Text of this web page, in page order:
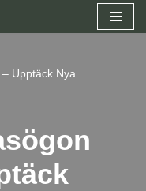
Upptäck Nya